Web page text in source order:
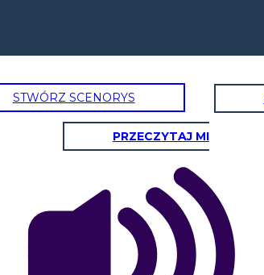
STWÓRZ SCENORYS
PRZECZYTAJ MI